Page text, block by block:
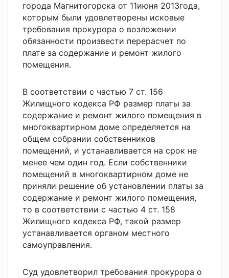
города Магнитогорска от 11июня 2013года,
которым были удовлетворены исковые
требования прокурора о возложении
обязанности произвести перерасчет по
плате за содержание и ремонт жилого
помещения.
В соответствии с частью 7 ст. 156
Жилищного кодекса РФ размер платы за
содержание и ремонт жилого помещения в
многоквартирном доме определяется на
общем собрании собственников
помещений, и устанавливается на срок не
менее чем один год. Если собственники
помещений в многоквартирном доме не
приняли решение об установлении платы за
содержание и ремонт жилого помещения,
то в соответствии с частью 4 ст. 158
Жилищного кодекса РФ, такой размер
устанавливается органом местного
самоуправления.
Суд удовлетворил требования прокурора о